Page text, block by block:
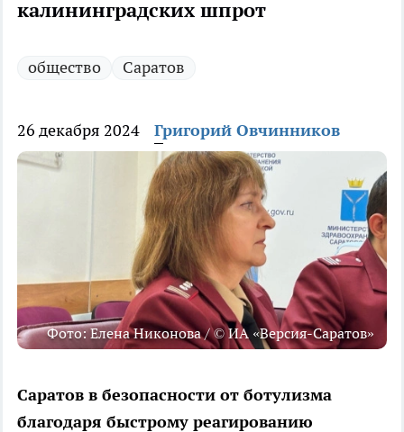
калининградских шпрот
общество Саратов
26 декабря 2024 Григорий Овчинников
Фото: Елена Никонова / © ИА «Версия-Саратов»
Саратов в безопасности от ботулизма
благодаря быстрому реагированию